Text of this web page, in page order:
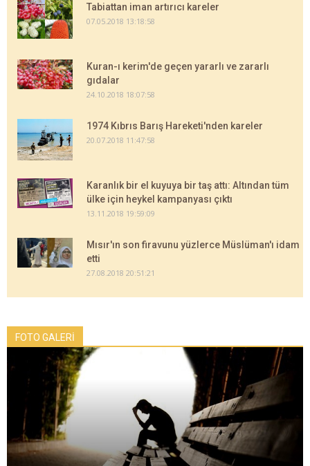
Tabiattan iman artırıcı kareler
07.05.2018 13:18:58
Kuran-ı kerim'de geçen yararlı ve zararlı
gıdalar
24.10.2018 18:07:58
1974 Kıbrıs Barış Hareketi'nden kareler
20.07.2018 11:47:58
Karanlık bir el kuyuya bir taş attı: Altından tüm
ülke için heykel kampanyası çıktı
13.11.2018 19:59:09
Mısır'ın son firavunu yüzlerce Müslüman'ı idam
etti
27.08.2018 20:51:21
FOTO GALERİ